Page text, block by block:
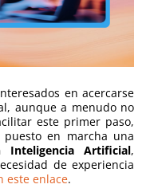
en acercarse
aunque a menudo no
este primer paso,
en marcha una
Artificial,
de experiencia
este enlace.